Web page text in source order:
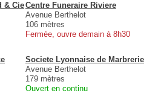
& CieCentre Funeraire Riviere
Avenue Berthelot
106 mètres
Fermée, ouvre demain à 8h30
Societe Lyonnaise de Marbrerie
Avenue Berthelot
179 mètres
Ouvert en continu